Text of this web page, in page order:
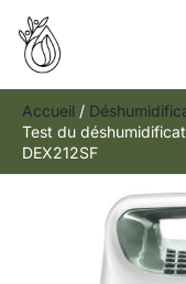
Aller
contenu
Accueil
Test du
DEX212SF
R
e
h
e